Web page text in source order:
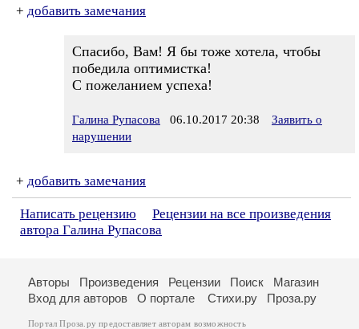
+ добавить замечания
Спасибо, Вам! Я бы тоже хотела, чтобы
победила оптимистка!
С пожеланием успеха!
Галина Рупасова 06.10.2017 20:38
Заявить о
нарушении
+ добавить замечания
Написать рецензию
Рецензии на все произведения
автора Галина Рупасова
Авторы Произведения Рецензии Поиск
Магазин
Вход для авторов
О портале Стихи.ру Проза.ру
Портал Проза.ру предоставляет авторам возможность